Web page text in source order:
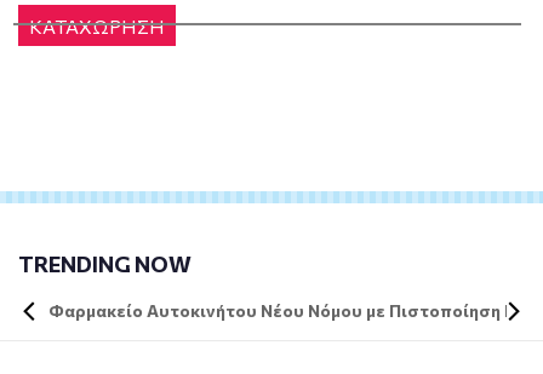
ΚΑΤΑΧΩΡΗΣΗ
TRENDING NOW
Φαρμακείο Αυτοκινήτου Νέου Νόμου με Πιστοποίηση DIN